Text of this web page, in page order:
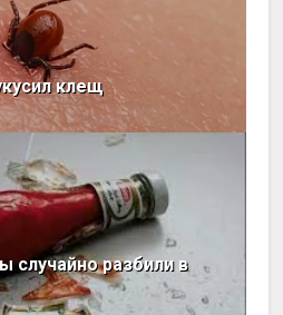
клещ
случайно разбили в